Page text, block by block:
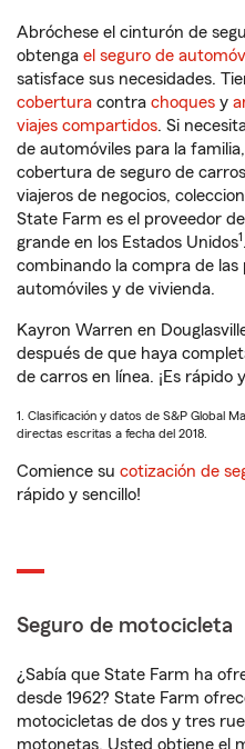
Abróchese el cinturón de
obtenga el seguro de
satisface sus necesidades.
cobertura contra choques y
viajes compartidos. Si
de automóviles para la
cobertura de seguro de
viajeros de negocios,
State Farm es el proveedor
grande en los Estados Unidos1
combinando la compra de las
automóviles y de vivienda.
Kayron Warren en
después de que haya
de carros en línea. ¡Es rápido
1. Clasificación y datos de S&P Global
directas escritas a fecha del 2018.
Comience su cotización de
rápido y sencillo!
Seguro de motocicleta
¿Sabía que State Farm ha
desde 1962? State Farm
motocicletas de dos y tres
motonetas. Usted obtiene el